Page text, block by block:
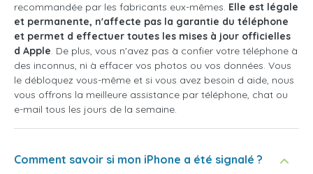
recommandée par les fabricants eux-mêmes. Elle est légale
et permanente, n'affecte pas la garantie du téléphone
et permet d effectuer toutes les mises à jour officielles
d Apple. De plus, vous n'avez pas à confier votre téléphone à
des inconnus, ni à effacer vos photos ou vos données. Vous
le débloquez vous-même et si vous avez besoin d aide, nous
vous offrons la meilleure assistance par téléphone, chat ou
e-mail tous les jours de la semaine.
Comment savoir si mon iPhone a été signalé ?